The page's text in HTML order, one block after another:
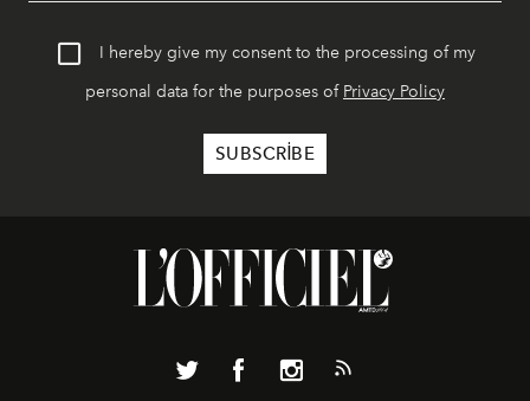
I hereby give my consent to the processing of my
personal data for the purposes of Privacy Policy